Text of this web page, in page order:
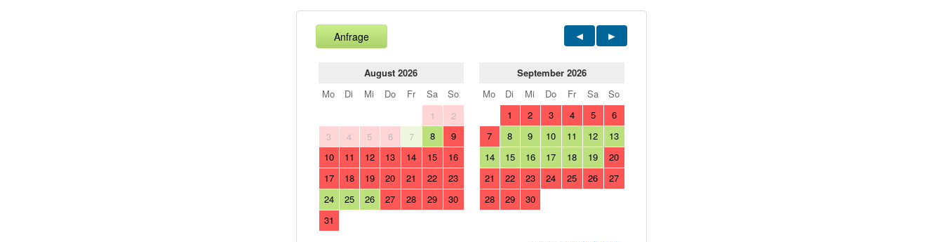
Anfrage
August 2026
Mo
Di Mi Do Fr Sa
So
1
2
3
4 5 6 7 8
9
10
11 12 13 14 15
16
17
18 19 20 21 22
23
24
25 26 27 28 29
30
31
September 2026
Mo
Di Mi Do Fr Sa
So
1
2 3 4 5
6
7
8 9 10 11 12
13
14
15 16 17 18 19
20
21
22 23 24 25 26
27
28
29 30